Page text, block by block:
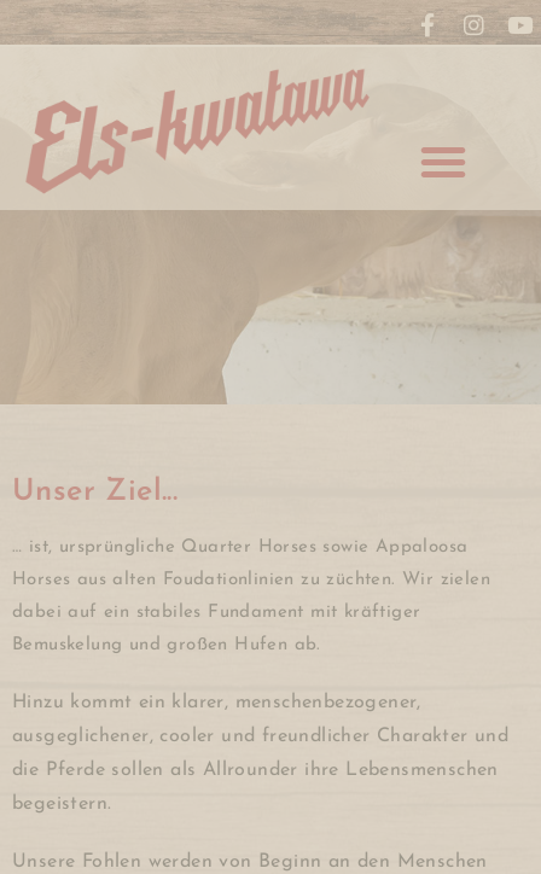
Unser Ziel...
… ist, ursprüngliche Quarter Horses sowie Appaloosa
Horses aus alten Foudationlinien zu züchten. Wir zielen
dabei auf ein stabiles Fundament mit kräftiger
Bemuskelung und großen Hufen ab.
Hinzu kommt ein klarer, menschenbezogener,
ausgeglichener, cooler und freundlicher Charakter und
die Pferde sollen als Allrounder ihre Lebensmenschen
begeistern.
Unsere Fohlen werden von Beginn an den Menschen